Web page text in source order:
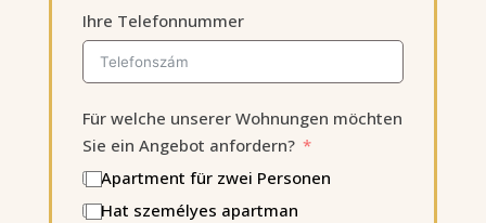
Ihre Telefonnummer
Für welche unserer Wohnungen möchten
Sie ein Angebot anfordern?
Apartment für zwei Personen
Hat személyes apartman